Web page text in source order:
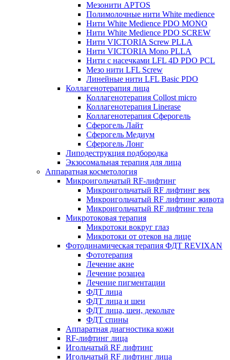
Мезонити APTOS
Полимолочные нити White medience
Нити White Medience PDO MONO
Нити White Medience PDO SCREW
Нити VICTORIA Screw PLLA
Нити VICTORIA Mono PLLA
Нити с насечками LFL 4D PDO PCL
Мезо нити LFL Screw
Линейные нити LFL Basic PDO
Коллагенотерапия лица
Коллагенотерапия Collost micro
Коллагенотерапия Linerase
Коллагенотерапия Сферогель
Сферогель Лайт
Сферогель Медиум
Сферогель Лонг
Липодеструкция подбородка
Экзосомальная терапия для лица
Аппаратная косметология
Микроигольчатый RF-лифтинг
Микроигольчатый RF лифтинг век
Микроигольчатый RF лифтинг живота
Микроигольчатый RF лифтинг тела
Микротоковая терапия
Микротоки вокруг глаз
Микротоки от отеков на лице
Фотодинамическая терапия ФДТ REVIXAN
Фототерапия
Лечение акне
Лечение розацеа
Лечение пигментации
ФДТ лица
ФДТ лица и шеи
ФДТ лица, шеи, декольте
ФДТ спины
Аппаратная диагностика кожи
RF-лифтинг лица
Игольчатый RF лифтинг
Игольчатый RF лифтинг лица